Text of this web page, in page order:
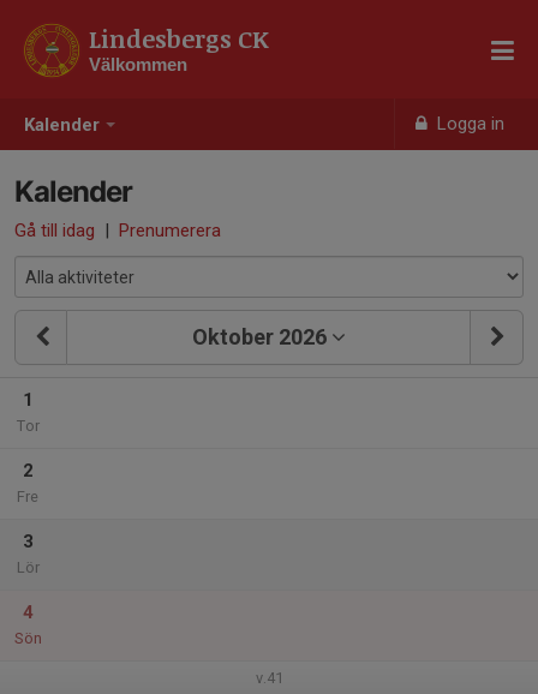
Kalender Logga in
Lindesbergs CK
Välkommen
Kalender
Gå till idag | Prenumerera
Oktober 2026
1
Tor
2
Fre
3
Lör
4
Sön
v.41